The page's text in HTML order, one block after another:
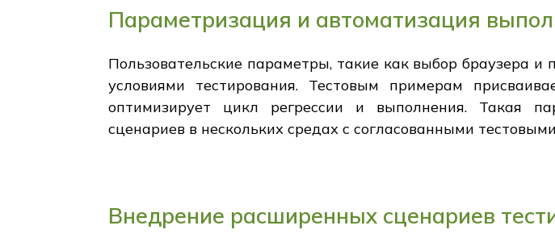
Параметризация и автоматизация
Пользовательские параметры, такие как выбор браузера
условиями тестирования. Тестовым примерам
оптимизирует цикл регрессии и выполнения. Такая
сценариев в нескольких средах с согласованными
Внедрение расширенных сценариев